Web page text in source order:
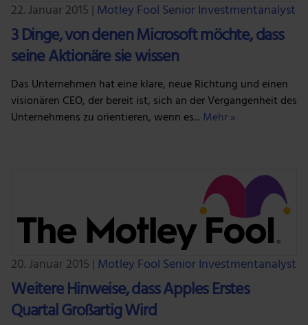
22. Januar 2015 | Motley Fool Senior Investmentanalyst
3 Dinge, von denen Microsoft möchte, dass
seine Aktionäre sie wissen
Das Unternehmen hat eine klare, neue Richtung und einen
visionären CEO, der bereit ist, sich an der Vergangenheit des
Unternehmens zu orientieren, wenn es... Mehr »
20. Januar 2015 | Motley Fool Senior Investmentanalyst
Weitere Hinweise, dass Apples Erstes
Quartal Großartig Wird